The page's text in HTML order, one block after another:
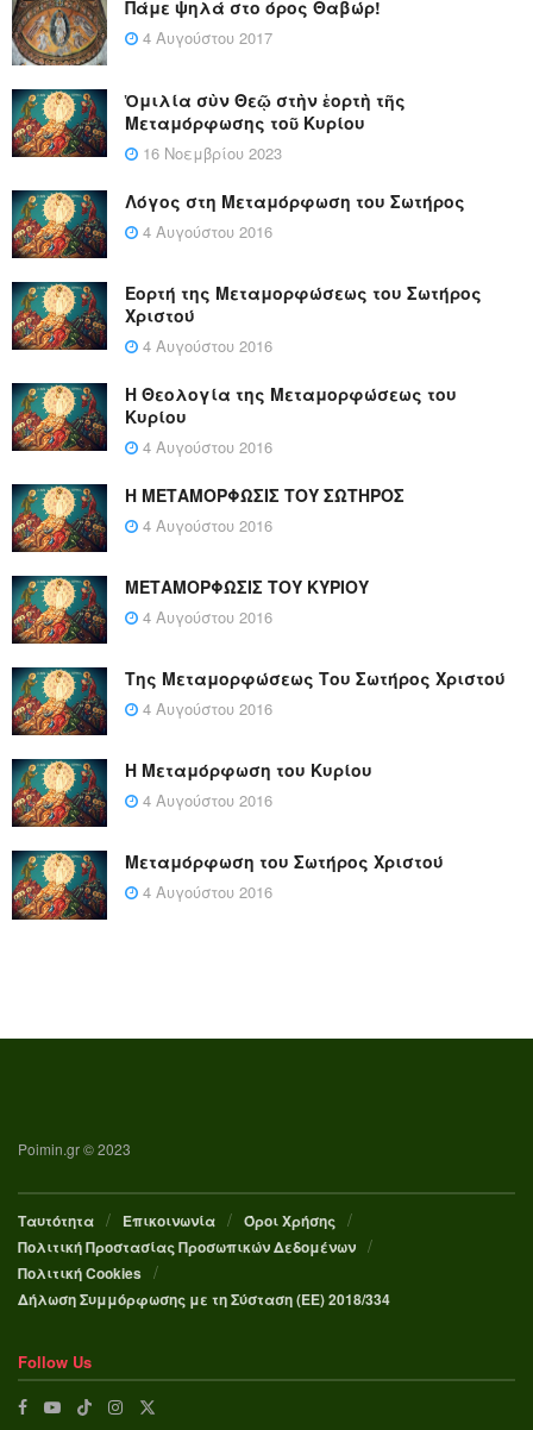
Πάμε ψηλά στο όρος Θαβώρ!
4 Αυγούστου 2017
Ὁμιλία σὺν Θεῷ στὴν ἑορτὴ τῆς
Μεταμόρφωσης τοῦ Κυρίου
16 Νοεμβρίου 2023
Λόγος στη Μεταμόρφωση του Σωτήρος
4 Αυγούστου 2016
Εορτή της Μεταμορφώσεως του Σωτήρος
Χριστού
4 Αυγούστου 2016
Η Θεολογία της Μεταμορφώσεως του
Κυρίου
4 Αυγούστου 2016
Η ΜΕΤΑΜΟΡΦΩΣΙΣ ΤΟΥ ΣΩΤΗΡΟΣ
4 Αυγούστου 2016
ΜΕΤΑΜΟΡΦΩΣΙΣ ΤΟΥ ΚΥΡΙΟΥ
4 Αυγούστου 2016
Της Μεταμορφώσεως Του Σωτήρος Χριστού
4 Αυγούστου 2016
Η Μεταμόρφωση του Κυρίου
4 Αυγούστου 2016
Μεταμόρφωση του Σωτήρος Χριστού
4 Αυγούστου 2016
Poimin.gr © 2023
Ταυτότητα Επικοινωνία
Όροι Χρήσης
Πολιτική Προστασίας Προσωπικών Δεδομένων
Πολιτική Cookies
Δήλωση Συμμόρφωσης με τη Σύσταση (ΕΕ) 2018/334
Follow Us